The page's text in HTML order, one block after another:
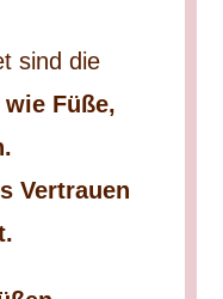
sind die
Füße,
Vertrauen